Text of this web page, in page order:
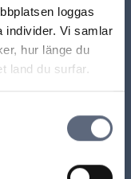
loggas
individer. Vi samlar
hur länge du
land du surfar.
när
av